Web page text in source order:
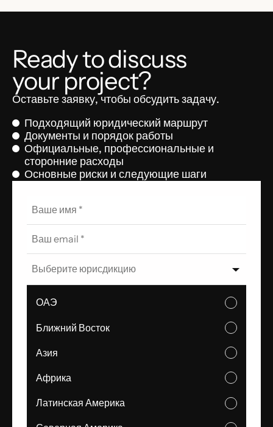
Ready to discuss
your project?
Оставьте заявку, чтобы обсудить задачу.
Подходящий юридический маршрут
Документы и порядок работы
Официальные, профессиональные и
сторонние расходы
Основные риски и следующие шаги
Выберите юрисдикцию
ОАЭ
Ближний Восток
Азия
Африка
Латинская Америка